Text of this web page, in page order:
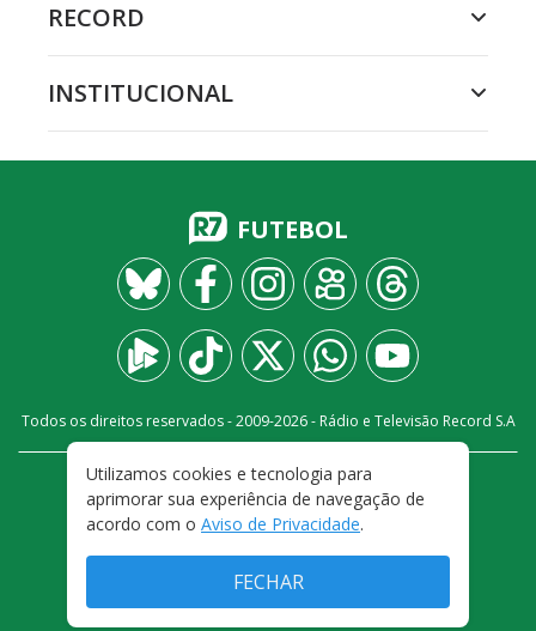
RECORD
INSTITUCIONAL
FUTEBOL
Todos os direitos reservados - 2009-2026- Rádio e Televisão Record S.A
FALE CONOSCO
PRIVACIDADE
TERMOS E CONDIÇÕES DE USO
Utilizamos cookies e tecnologia para
aprimorar sua experiência de navegação de
acordo com o Aviso de Privacidade.
FECHAR